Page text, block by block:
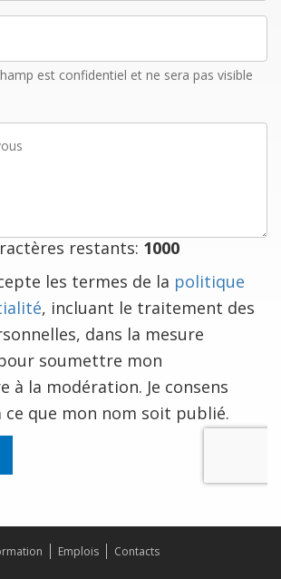
est confidentiel et ne sera pas visible
restants: 1000
les termes de la politique
, incluant le traitement des
dans la mesure
soumettre mon
à la modération. Je consens
ce que mon nom soit publié.
Emplois
Contacts